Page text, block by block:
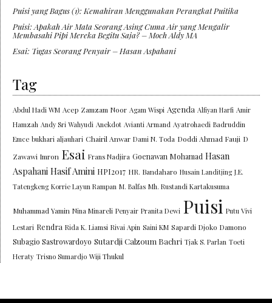
Puisi yang Bagus (1): Kemahiran Menggunakan Perangkat Puitika
Puisi: Apakah Air Mata Seorang Asing Cuma Air yang Mengalir
Membasahi Pipi Mereka Begitu Saja? – Moch Aldy MA
Esai: Tugas Seorang Penyair – Hasan Aspahani
Tag
Abdul Hadi WM Acep Zamzam Noor Agam Wispi Agenda Alfiyan Harfi Amir
Hamzah Andy Sri Wahyudi Anekdot Avianti Armand Ayatrohaedi Badruddin
Emce bukhari aljauhari Chairil Anwar Dami N. Toda Doddi Ahmad Fauji D
Zawawi Imron Esai Frans Nadjira Goenawan Mohamad Hasan
Aspahani Hasif Amini HPI2017 HR. Bandaharo Husain Landitjing J.E.
Tatengkeng Korrie Layun Rampan M. Balfas Mh. Rustandi Kartakusuma
Muhammad Yamin Nina Minareli Penyair Pranita Dewi Puisi Putu Vivi
Lestari Rendra Rida K. Liamsi Rivai Apin Saini KM Sapardi Djoko Damono
Subagio Sastrowardoyo Sutardji Calzoum Bachri Tjak S. Parlan Toeti
Heraty Trisno Sumardjo Wiji Thukul